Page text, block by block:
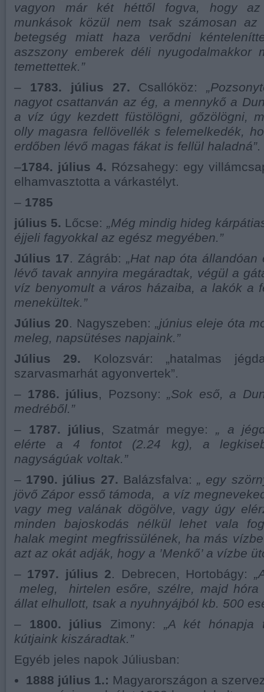
vagyon már két héttől fogva, hogy az
munkások közül nem tsak számosan az
betegség miatt haza verődni
aszszony emberek déli nyugodalmakkor
temettettek.”
– 1783. július 27. Csallóköz:
nagyot csattanván az ég, a mennykő a
a víz úgy kezdett füstölögni, gőzölögni,
olly magasra fellövellék s felemelkedék,
erdőben lévő magas fákat is fellül haladná”.
–1784. július 4. Rózsahegy: egy
elhamvasztotta a várkastélyt.
– 1785
július 5. Lőcse: „Még mindig hideg
éjjeli fagyokkal az egész megyében.”
Július 17. Zágráb: „Hat nap óta
lévő tavak annyira megáradtak, végül a
víz benyomult a város házaiba, a lakók a
menekültek.”
Július 20. Nagyszeben: „június eleje óta
meleg, napsütéses napjaink.”
Július 29.
Kolozsvár: „hatalmas
szarvasmarhát agyonvertek”.
– 1786. július, Pozsony:„Sok eső, a
medréből.”
– 1787. július, Szatmár megye:„ a
elérte a 4 fontot (2.24 kg), a
nagyságúak voltak.”
– 1790. július 27. Balázsfalva:„ egy
jövő Zápor esső támoda, a víz
vagy meg valának dögölve, vagy úgy
minden bajoskodás nélkül lehet vala
halak megint megfrissülének, ha más
azt az okát adják, hogy a ’Menkő’ a vízbe
– 1797. július 2. Debrecen, Hortobágy:
meleg, hirtelen esőre, szélre, majd hóra
állat elhullott, tsak a nyuhnyájból kb. 500
– 1800. július Zimony: „A két hónapja
kútjaink kiszáradtak.”
Egyéb jeles napok Júliusban:
1888 július 1.: Magyarországon a